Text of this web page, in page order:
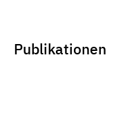
Publikationen